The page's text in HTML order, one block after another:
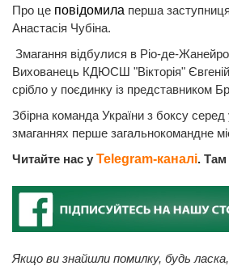
Про це повідомила перша
Анастасія Чубіна.
Змагання відбулися в Ріо-де-
Вихованець КДЮСШ "Вікторія"
срібло у поєдинку із представником
Збірна команда України з боксу
змаганнях перше загальнокомандне
Читайте нас у Telegram-каналі. Там
Якщо ви знайшли помилку, будь